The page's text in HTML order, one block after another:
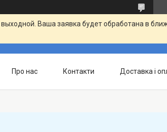
Ваша заявка будет обработана в
Про нас Контакти Доставка і